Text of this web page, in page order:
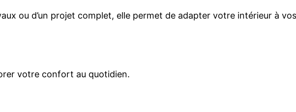
ou d’un projet complet, elle permet de adapter votre intérieur à
votre confort au quotidien.